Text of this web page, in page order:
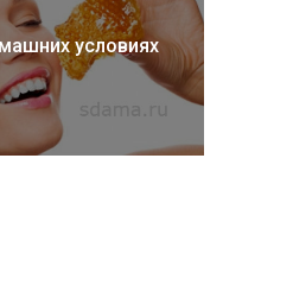
условиях